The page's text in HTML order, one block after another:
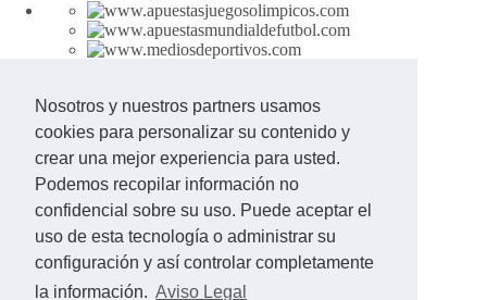
Nosotros y nuestros partners usamos
cookies para personalizar su contenido y
crear una mejor experiencia para usted.
Podemos recopilar información no
confidencial sobre su uso. Puede aceptar el
uso de esta tecnología o administrar su
configuración y así controlar completamente
la información. Aviso Legal
Aviso Legal
Contacto
+18 Juego Responsable
© 2002 - 2026 APUESTASEUROCOPA